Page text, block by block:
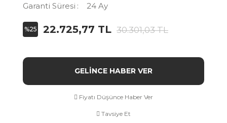
Garanti Süresi
24 Ay
%25 22.725,77 TL 30.301,03 TL
GELİNCE HABER VER
Fiyatı Düşünce Haber Ver
Tavsiye Et